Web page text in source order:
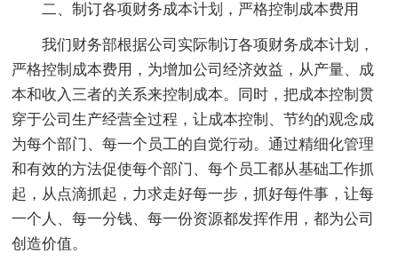
二、制订各项财务成本计划，严格控制成本费用
我们财务部根据公司实际制订各项财务成本计划，
严格控制成本费用，为增加公司经济效益，从产量、成
本和收入三者的关系来控制成本。同时，把成本控制贯
穿于公司生产经营全过程，让成本控制、节约的观念成
为每个部门、每一个员工的自觉行动。通过精细化管理
和有效的方法促使每个部门、每个员工都从基础工作抓
起，从点滴抓起，力求走好每一步，抓好每件事，让每
一个人、每一分钱、每一份资源都发挥作用，都为公司
创造价值。